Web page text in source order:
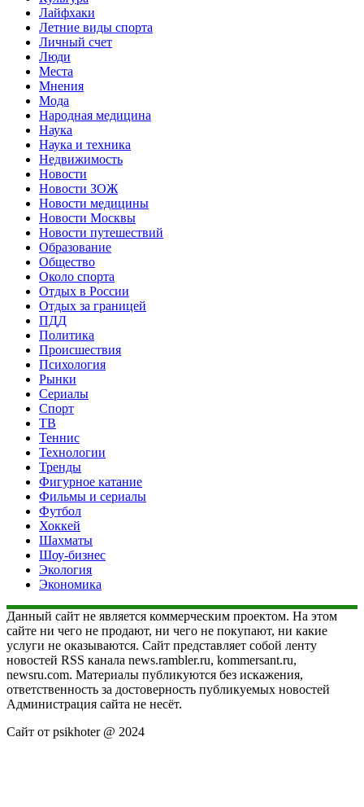
Лайфхаки
Летние виды спорта
Личный счет
Люди
Места
Мнения
Мода
Народная медицина
Наука
Наука и техника
Недвижимость
Новости
Новости ЗОЖ
Новости медицины
Новости Москвы
Новости путешествий
Образование
Общество
Около спорта
Отдых в России
Отдых за границей
ПДД
Политика
Происшествия
Психология
Рынки
Сериалы
Спорт
ТВ
Теннис
Технологии
Тренды
Фигурное катание
Фильмы и сериалы
Футбол
Хоккей
Шахматы
Шоу-бизнес
Экология
Экономика
Данный сайт не является коммерческим проектом. На этом
сайте ни чего не продают, ни чего не покупают, ни какие
услуги не оказываются. Сайт представляет собой ленту
новостей RSS канала news.rambler.ru, kommersant.ru,
newsru.com. Материалы публикуются без искажения,
ответственность за достоверность публикуемых новостей
Администрация сайта не несёт.
Сайт от psikhoter @ 2024